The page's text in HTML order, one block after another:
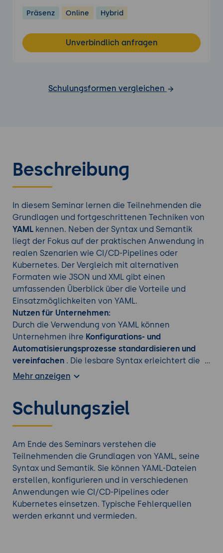
Präsenz Online Hybrid
Unverbindlich anfragen
Schulungsformen vergleichen
Beschreibung
In diesem Seminar lernen die Teilnehmenden die
Grundlagen und fortgeschrittenen Techniken von
YAMLkennen. Neben der Syntax und Semantik
liegt der Fokus auf der praktischen Anwendung in
realen Szenarien wie CI/CD-Pipelines oder
Kubernetes. Der Vergleich mit alternativen
Formaten wie JSON und XML gibt einen
umfassenden Überblick über die Vorteile und
Einsatzmöglichkeiten von YAML.
Nutzen für Unternehmen:
Durch die Verwendung von YAML können
Unternehmen ihre Konfigurations- und
Automatisierungsprozesse standardisieren und
vereinfachen. Die lesbare Syntax erleichtert die
Zusammenarbeit zwischen Teams und reduziert
Cloud-Integration und
Infrastrukturautomatisierung.
Finden Sie das richtige DevOps Training
unserem Portfolio.
Mehr anzeigen
Schulungsziel
Am Ende des Seminars verstehen die
Teilnehmenden die Grundlagen von YAML, seine
Syntax und Semantik. Sie können YAML-Dateien
erstellen, konfigurieren und in verschiedenen
Anwendungen wie CI/CD-Pipelines oder
Kubernetes einsetzen. Typische Fehlerquellen
werden erkannt und vermieden.